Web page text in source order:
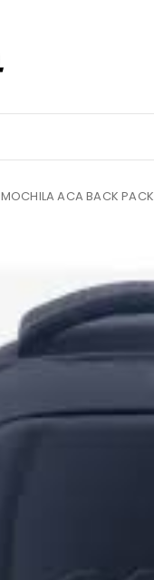
MOCHILA ACA BACK PACK